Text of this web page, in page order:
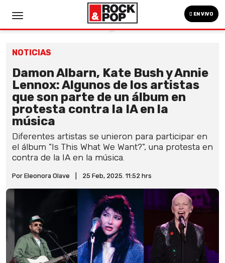
EN VIVO
NOTICIAS
Damon Albarn, Kate Bush y Annie
Lennox: Algunos de los artistas
que son parte de un álbum en
protesta contra la IA en la
música
Diferentes artistas se unieron para participar en
el álbum "Is This What We Want?", una protesta en
contra de la IA en la música.
Por Eleonora Olave 25 Feb, 2025. 11:52 hrs